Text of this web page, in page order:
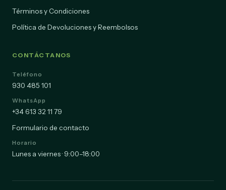
Términos y Condiciones
Política de Devoluciones y Reembolsos
CONTÁCTANOS
Teléfono
930 485 101
WhatsApp
+34 613 32 11 79
Formulario de contacto
Horario
Lunes a viernes · 9:00–18:00